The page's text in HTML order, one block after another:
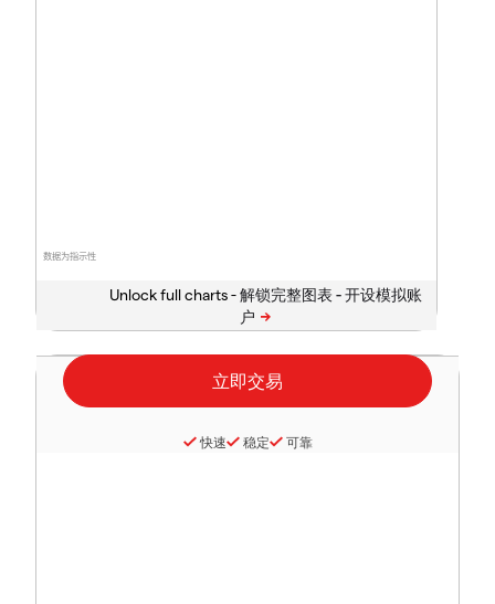
数据为指示性
Unlock full charts -
快速 稳定 可靠